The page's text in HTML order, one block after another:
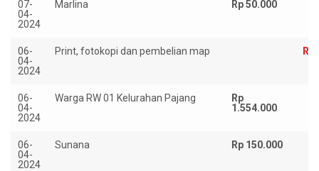
07-
04-
2024
Marlina Rp 50.000
06-
04-
2024
Print, fotokopi dan pembelian map Rp
06-
04-
2024
Warga RW 01 Kelurahan Pajang
Rp
1.554.000
06-
04-
2024
Sunana Rp 150.000